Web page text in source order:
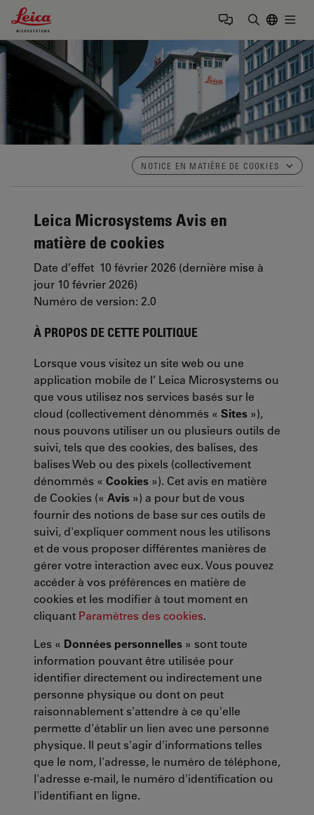
Leica Microsystems Logo
NOTICE EN MATIÈRE DE COOKIES
Leica Microsystems Avis en
matière de cookies
Date d’effet 10 février 2026 (dernière mise à
jour 10 février 2026)
Numéro de version: 2.0
À PROPOS DE CETTE POLITIQUE
Lorsque vous visitez un site web ou une
application mobile de l’ Leica Microsystems ou
que vous utilisez nos services basés sur le
cloud (collectivement dénommés « Sites »),
nous pouvons utiliser un ou plusieurs outils de
suivi, tels que des cookies, des balises, des
balises Web ou des pixels (collectivement
dénommés « Cookies »). Cet avis en matière
de Cookies (« Avis ») a pour but de vous
fournir des notions de base sur ces outils de
suivi, d'expliquer comment nous les utilisons
et de vous proposer différentes manières de
gérer votre interaction avec eux. Vous pouvez
accéder à vos préférences en matière de
cookies et les modifier à tout moment en
cliquant Paramètres des cookies.
Les « Données personnelles » sont toute
information pouvant être utilisée pour
identifier directement ou indirectement une
personne physique ou dont on peut
raisonnablement s'attendre à ce qu'elle
permette d'établir un lien avec une personne
physique. Il peut s'agir d'informations telles
que le nom, l'adresse, le numéro de téléphone,
l'adresse e-mail, le numéro d'identification ou
l'identifiant en ligne.